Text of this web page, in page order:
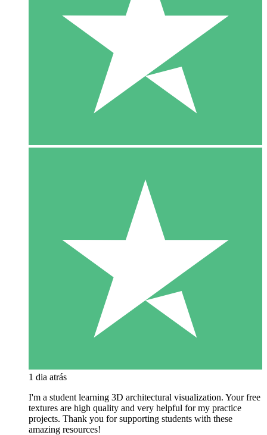
1 dia atrás
I'm a student learning 3D architectural visualization. Your free
textures are high quality and very helpful for my practice
projects. Thank you for supporting students with these
amazing resources!